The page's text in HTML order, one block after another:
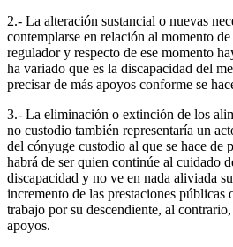
2.- La alteración sustancial o nuevas
contemplarse en relación al momento
regulador y respecto de ese momento
ha variado que es la discapacidad del
precisar de más apoyos conforme se
3.- La eliminación o extinción de los
no custodio también representaría un
del cónyuge custodio al que se hace de
habrá de ser quien continúe al cuidado
discapacidad y no ve en nada aliviada
incremento de las prestaciones públicas
trabajo por su descendiente, al
apoyos.